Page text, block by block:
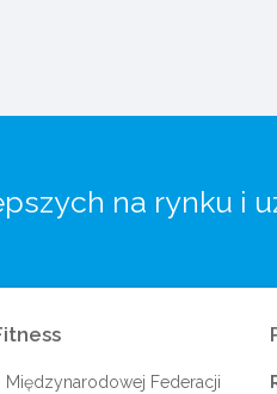
na rynku i
Międzynarodowej Federacji